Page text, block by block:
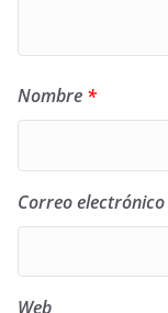
Nombre *
Correo electrónico
Web